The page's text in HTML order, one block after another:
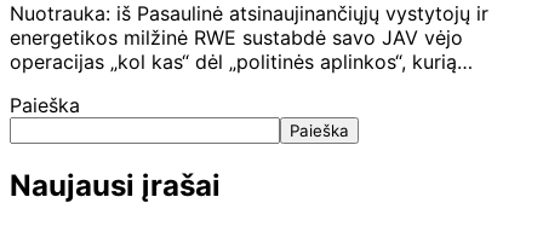
Nuotrauka: iš Pasaulinė atsinaujinančiųjų vystytojų ir
energetikos milžinė RWE sustabdė savo JAV vėjo
operacijas „kol kas“ dėl „politinės aplinkos“, kurią…
Paieška
Paieška
Naujausi įrašai